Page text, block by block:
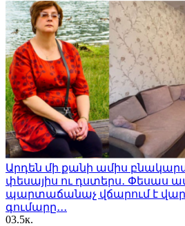
Արդեն մի քանի ամիս
փեսայիս ու դստերս․ Փեսաս
պարտաճանաչ վճարում է
գումարը․․․
03.5к.